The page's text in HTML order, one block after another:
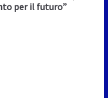
per il futuro”